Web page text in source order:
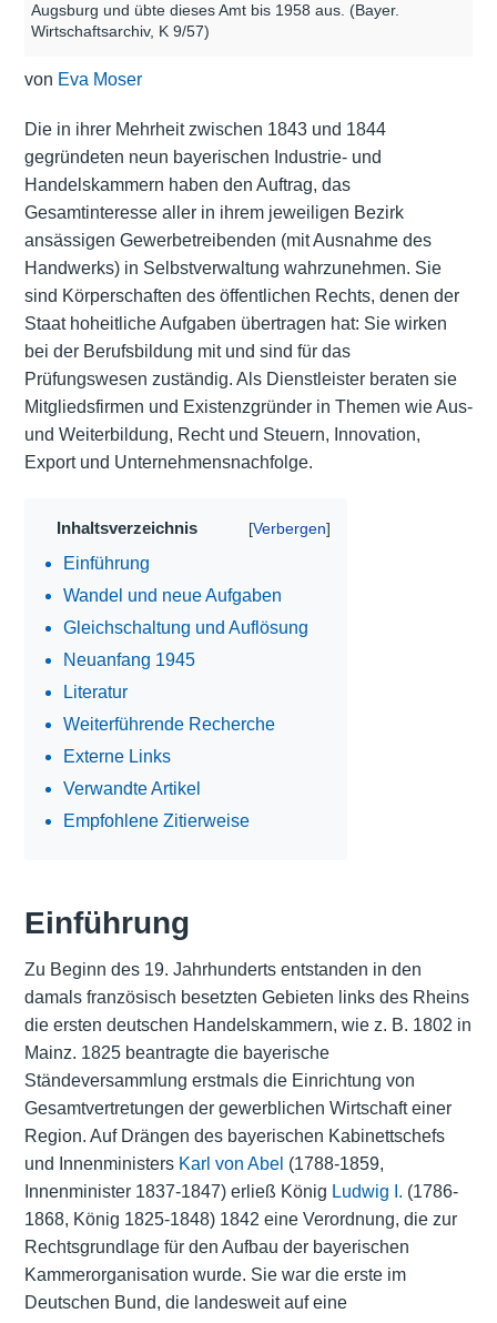
Augsburg und übte dieses Amt bis 1958 aus. (Bayer.
Wirtschaftsarchiv, K 9/57)
von Eva Moser
Die in ihrer Mehrheit zwischen 1843 und 1844
gegründeten neun bayerischen Industrie- und
Handelskammern haben den Auftrag, das
Gesamtinteresse aller in ihrem jeweiligen Bezirk
ansässigen Gewerbetreibenden (mit Ausnahme des
Handwerks) in Selbstverwaltung wahrzunehmen. Sie
sind Körperschaften des öffentlichen Rechts, denen der
Staat hoheitliche Aufgaben übertragen hat: Sie wirken
bei der Berufsbildung mit und sind für das
Prüfungswesen zuständig. Als Dienstleister beraten sie
Mitgliedsfirmen und Existenzgründer in Themen wie Aus-
und Weiterbildung, Recht und Steuern, Innovation,
Export und Unternehmensnachfolge.
Inhaltsverzeichnis
Einführung
Wandel und neue Aufgaben
Gleichschaltung und Auflösung
Neuanfang 1945
Literatur
Weiterführende Recherche
Externe Links
Verwandte Artikel
Empfohlene Zitierweise
Einführung
Zu Beginn des 19. Jahrhunderts entstanden in den
damals französisch besetzten Gebieten links des Rheins
die ersten deutschen Handelskammern, wie z. B. 1802 in
Mainz. 1825 beantragte die bayerische
Ständeversammlung erstmals die Einrichtung von
Gesamtvertretungen der gewerblichen Wirtschaft einer
Region. Auf Drängen des bayerischen Kabinettschefs
und Innenministers Karl von Abel (1788-1859,
Innenminister 1837-1847) erließ König Ludwig I. (1786-
1868, König 1825-1848) 1842 eine Verordnung, die zur
Rechtsgrundlage für den Aufbau der bayerischen
Kammerorganisation wurde. Sie war die erste im
Deutschen Bund, die landesweit auf eine